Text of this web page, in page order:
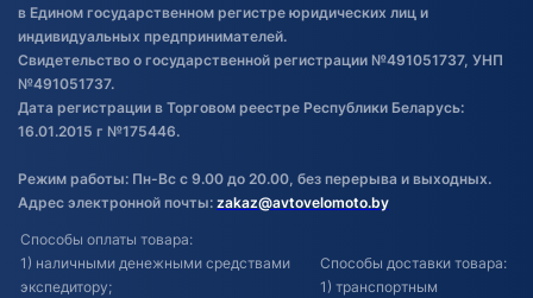
в Едином государственном регистре юридических лиц и
индивидуальных предпринимателей.
Свидетельство о государственной регистрации №491051737, УНП
№491051737.
Дата регистрации в Торговом реестре Республики Беларусь:
16.01.2015 г №175446.
Режим работы: Пн-Вс с 9.00 до 20.00, без перерыва и выходных.
Адрес электронной почты: zakaz@avtovelomoto.by
Способы оплаты товара:
1) наличными денежными средствами
экспедитору;
Способы доставки товара:
1) транспортным